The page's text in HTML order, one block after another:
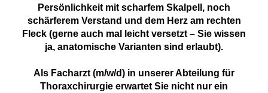
Persönlichkeit mit scharfem Skalpell, noch
schärferem Verstand und dem Herz am rechten
Fleck (gerne auch mal leicht versetzt – Sie wissen
ja, anatomische Varianten sind erlaubt).
Als Facharzt (m/w/d) in unserer Abteilung für
Thoraxchirurgie erwartet Sie nicht nur ein